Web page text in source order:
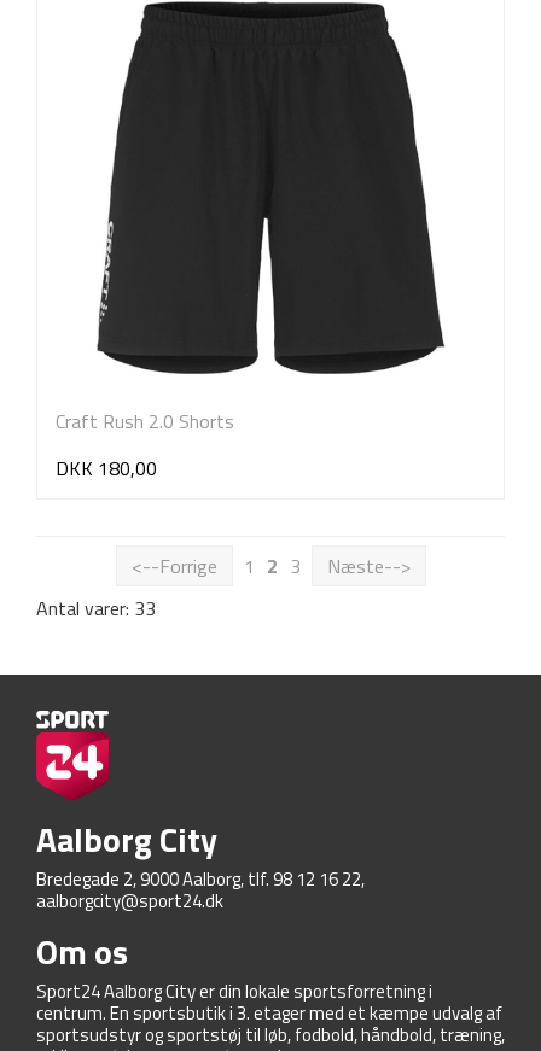
Craft Rush 2.0 Shorts
DKK 180,00
<--Forrige 1 2 3
Næste-->
Antal varer: 33
Aalborg City
Bredegade 2, 9000 Aalborg, tlf. 98 12 16 22,
aalborgcity@sport24.dk
Om os
Sport24 Aalborg City er din lokale sportsforretning i
centrum. En sportsbutik i 3. etager med et kæmpe udvalg af
sportsudstyr og sportstøj til løb, fodbold, håndbold, træning,